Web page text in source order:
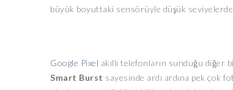
büyük boyuttaki sensörüyle düşük
Google Pixel akıllı telefonların sunduğu diğer
Smart Burst sayesinde ardı ardına pek çok